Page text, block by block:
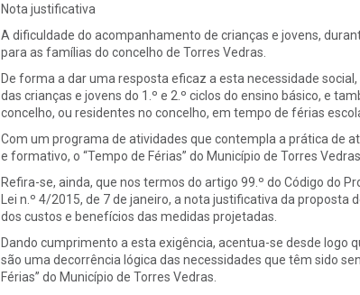
Nota justificativa
A dificuldade do acompanhamento de crianças e jovens,
para as famílias do concelho de Torres Vedras.
De forma a dar uma resposta eficaz a esta necessidade
das crianças e jovens do 1.º e 2.º ciclos do ensino básico, e
concelho, ou residentes no concelho, em tempo de férias
Com um programa de atividades que contempla a prática de
e formativo, o “Tempo de Férias” do Município de Torres
Refira-se, ainda, que nos termos do artigo 99.º do Código do
Lei n.º 4/2015, de 7 de janeiro, a nota justificativa da
dos custos e benefícios das medidas projetadas.
Dando cumprimento a esta exigência, acentua-se desde logo
são uma decorrência lógica das necessidades que têm sido
Férias” do Município de Torres Vedras.